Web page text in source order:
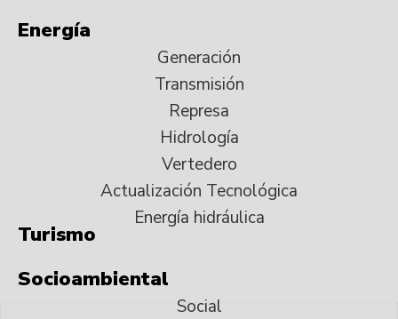
Energía
Generación
Transmisión
Represa
Hidrología
Vertedero
Actualización Tecnológica
Energía hidráulica
Turismo
Socioambiental
Social